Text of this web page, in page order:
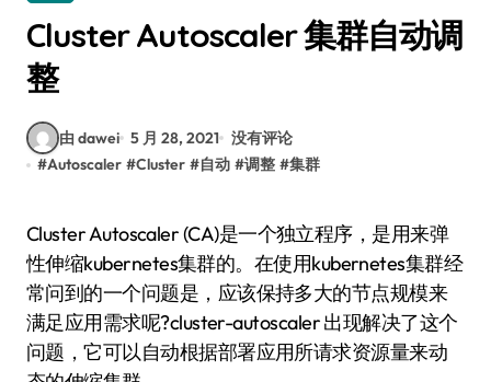
Cluster Autoscaler 集群自动调
整
由 dawei 5 月 28, 2021 没有评论
#Autoscaler #Cluster #自动 #调整 #集群
Cluster Autoscaler (CA)是一个独立程序，是用来弹
性伸缩kubernetes集群的。在使用kubernetes集群经
常问到的一个问题是，应该保持多大的节点规模来
满足应用需求呢?cluster-autoscaler 出现解决了这个
问题，它可以自动根据部署应用所请求资源量来动